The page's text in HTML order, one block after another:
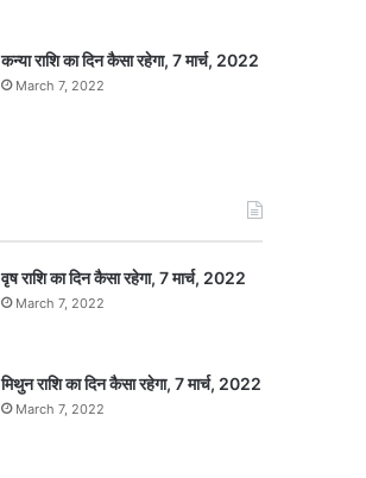
कन्या राशि का दिन कैसा रहेगा, 7 मार्च, 2022
March 7, 2022
वृष राशि का दिन कैसा रहेगा, 7 मार्च, 2022
March 7, 2022
मिथुन राशि का दिन कैसा रहेगा, 7 मार्च, 2022
March 7, 2022